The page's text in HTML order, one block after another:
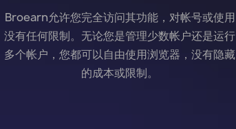
Broearn允许您完全访问其功能，对帐号或使用
没有任何限制。无论您是管理少数帐户还是运行
多个帐户，您都可以自由使用浏览器，没有隐藏
的成本或限制。